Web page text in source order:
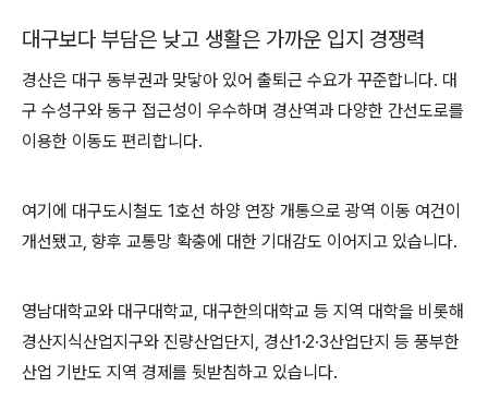
대구보다 부담은 낮고 생활은 가까운 입지 경쟁력
경산은 대구 동부권과 맞닿아 있어 출퇴근 수요가 꾸준합니다. 대
구 수성구와 동구 접근성이 우수하며 경산역과 다양한 간선도로를
이용한 이동도 편리합니다.
여기에 대구도시철도 1호선 하양 연장 개통으로 광역 이동 여건이
개선됐고, 향후 교통망 확충에 대한 기대감도 이어지고 있습니다.
영남대학교와 대구대학교, 대구한의대학교 등 지역 대학을 비롯해
경산지식산업지구와 진량산업단지, 경산1·2·3산업단지 등 풍부한
산업 기반도 지역 경제를 뒷받침하고 있습니다.